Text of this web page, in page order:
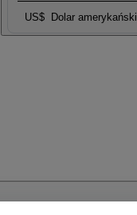
US$ Dolar amerykański